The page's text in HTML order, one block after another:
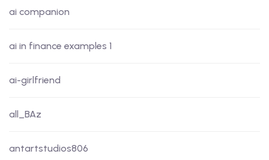
ai companion
ai in finance examples 1
ai-girlfriend
all_BAz
antartstudios806